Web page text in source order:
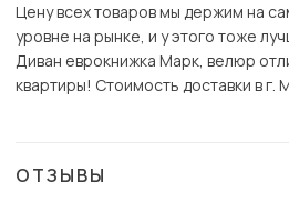
Цену всех товаров мы держим на
уровне на рынке, и у этого тоже
Диван еврокнижка Марк, велюр
квартиры! Стоимость доставки в г.
ОТЗЫВЫ